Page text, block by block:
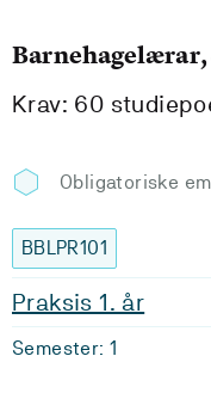
Barnehagelærar,
Krav: 60
Obligatoriske
BBLPR101
Praksis 1. år
Semester: 1